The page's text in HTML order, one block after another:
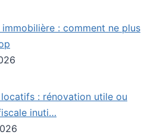
immobilière : comment ne plus
: rénovation utile ou
inuti…